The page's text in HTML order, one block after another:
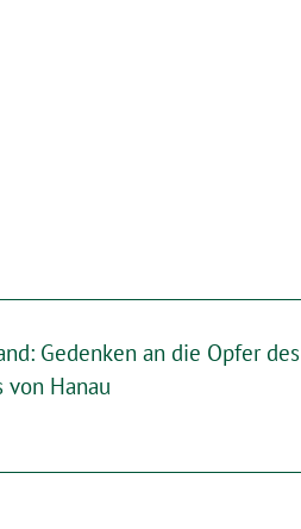
Gedenken an die Opfer des
von Hanau